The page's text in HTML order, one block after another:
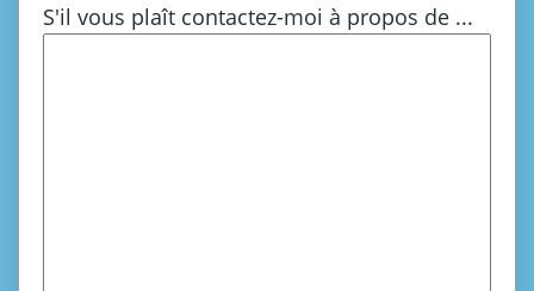
S'il vous plaît contactez-moi à propos de ...